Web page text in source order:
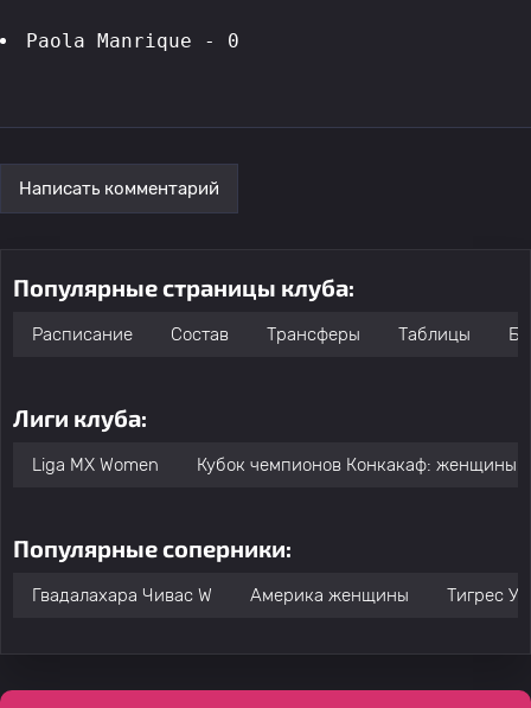
Paola Manrique - 0
Написать комментарий
Популярные страницы клуба:
Расписание Состав Трансферы Таблицы
Лиги клуба:
Liga MX Women Кубок чемпионов Конкакаф: женщины
Популярные соперники:
Гвадалахара Чивас W Америка женщины Тигрес